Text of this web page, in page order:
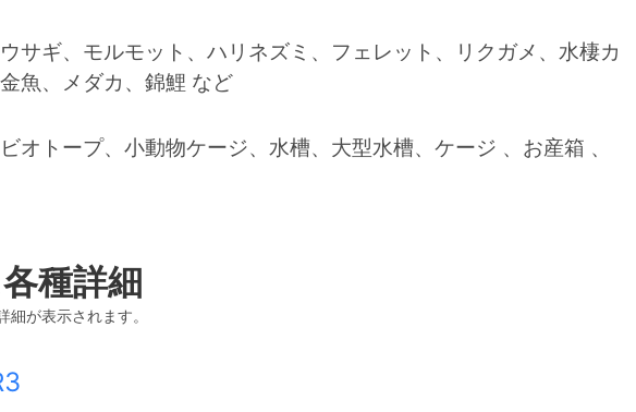
サギ、モルモット、ハリネズミ、フェレット、リクガメ、水棲カ
魚、メダカ、錦鯉 など
オトープ、小動物ケージ、水槽、大型水槽、ケージ 、お産箱 、
種詳細
が表示されます。